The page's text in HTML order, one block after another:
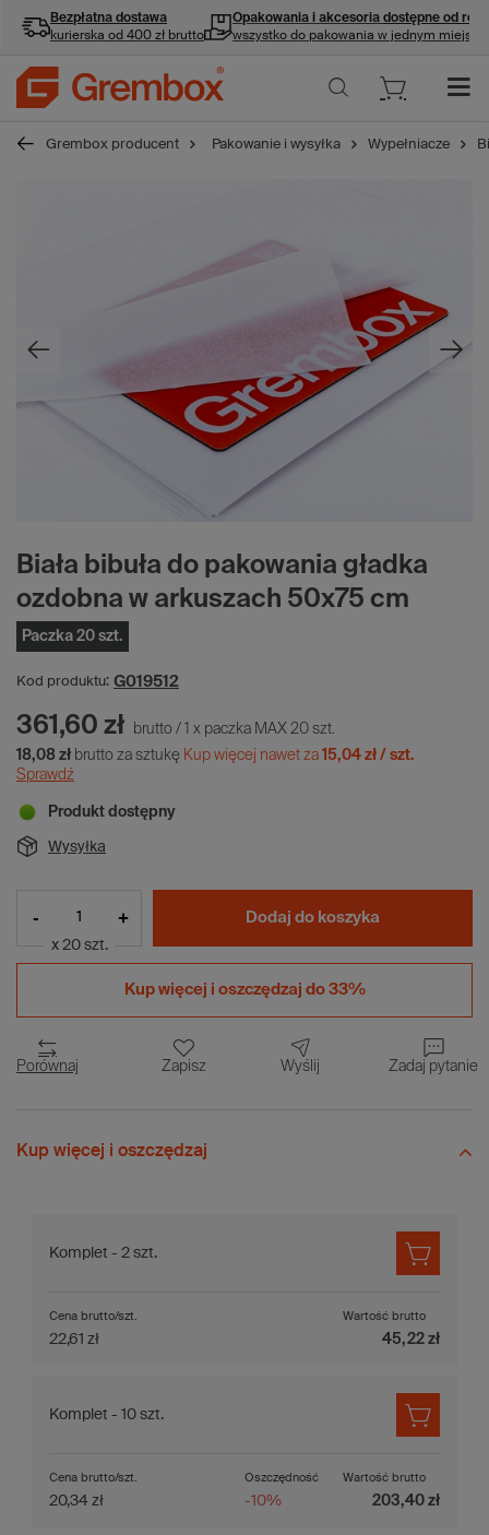
Bezpłatna dostawa
kurierska od 400 zł brutto
Opakowania i akcesoria dostępne od ręki
wszystko do pakowania w jednym miejscu
Grembox producent Pakowanie i wysyłka Wypełniacze
Biała bibuła do pakowania gładka
ozdobna w arkuszach 50x75 cm
Paczka 20 szt.
Kod produktu: G019512
361,60 zł brutto / 1 x paczka MAX 20 szt.
18,08 zł brutto za sztukę Kup więcej nawet za 15,04 zł / szt.
Sprawdź
Produkt dostępny
Wysyłka
- +
x 20 szt.
Dodaj do koszyka
Kup więcej i oszczędzaj do 33%
Porównaj Zapisz Wyślij Zadaj pytanie
Kup więcej i oszczędzaj
Komplet - 2 szt.
Cena brutto/szt.
22,61 zł
Wartość brutto
45,22 zł
Komplet - 10 szt.
Oszczędność
-10%
Cena brutto/szt.
20,34 zł
Wartość brutto
203,40 zł